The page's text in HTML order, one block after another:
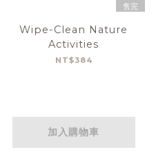
售完
Wipe-Clean Nature
Activities
NT$384
加入購物車